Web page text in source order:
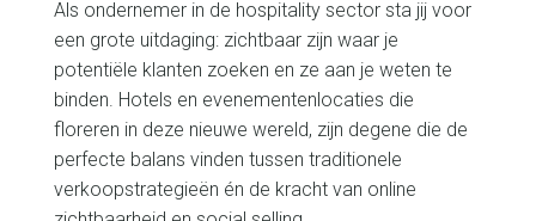
DE NIEUWE COMMERCIËLE
WERKELIJKHEID
MAXIMALISEER
JOUW POTENTIEEL
ONLINE